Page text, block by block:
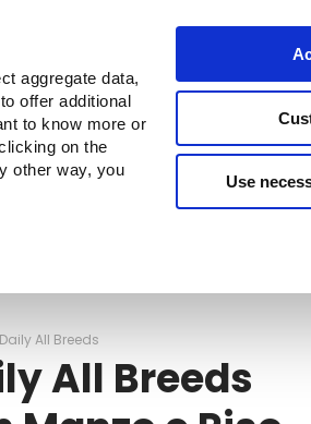
aggregate data,
offer additional
to know more or
on the
other way, you
Use
Dove acquistare
Daily All Breeds
All Breeds